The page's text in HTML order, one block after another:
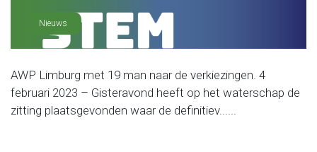
Nieuws
AWP Limburg met 19 man naar de verkiezingen. 4
februari 2023 – Gisteravond heeft op het waterschap de
zitting plaatsgevonden waar de definitiev......